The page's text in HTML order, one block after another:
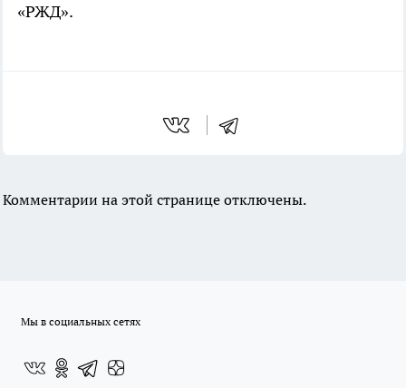
«РЖД».
Комментарии на этой странице отключены.
Мы в социальных сетях